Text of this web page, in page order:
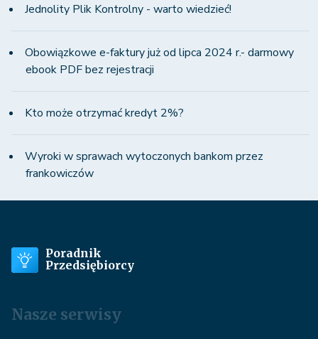
Jednolity Plik Kontrolny - warto wiedzieć!
Obowiązkowe e-faktury już od lipca 2024 r.- darmowy
ebook PDF bez rejestracji
Kto może otrzymać kredyt 2%?
Wyroki w sprawach wytoczonych bankom przez
frankowiczów
Poradnik
Przedsiębiorcy
Nasze serwisy